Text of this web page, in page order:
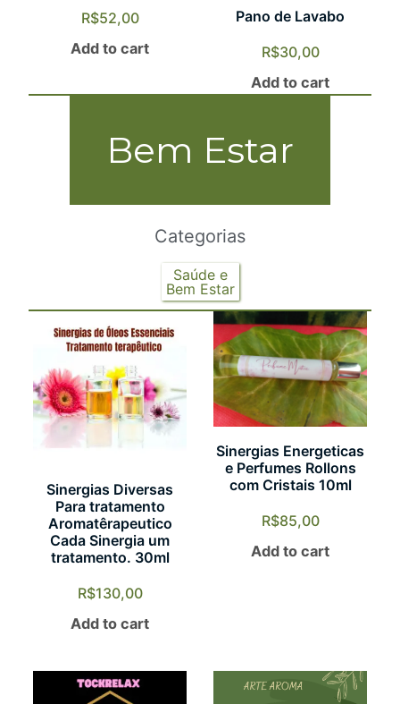
R$52,00
Add to cart
Pano de Lavabo
R$30,00
Add to cart
Bem Estar
Categorias
Saúde e
Bem Estar
Sinergias Diversas
Para tratamento
Aromatêrapeutico
Cada Sinergia um
tratamento. 30ml
R$130,00
Add to cart
Sinergias Energeticas
e Perfumes Rollons
com Cristais 10ml
R$85,00
Add to cart